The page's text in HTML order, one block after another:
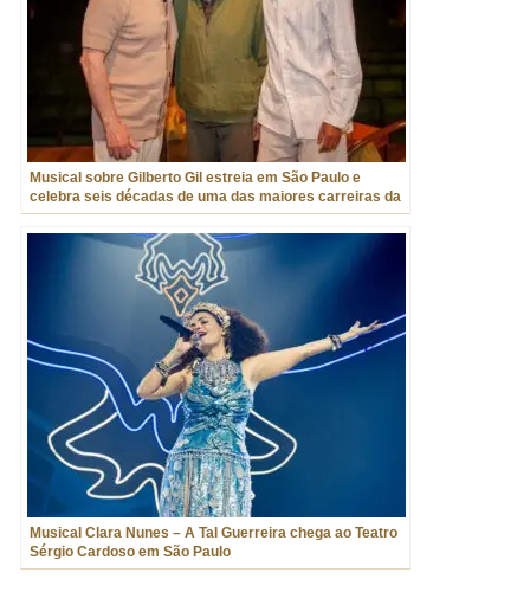
Musical sobre Gilberto Gil estreia em São Paulo e
celebra seis décadas de uma das maiores carreiras da
música brasileira
Musical Clara Nunes – A Tal Guerreira chega ao Teatro
Sérgio Cardoso em São Paulo